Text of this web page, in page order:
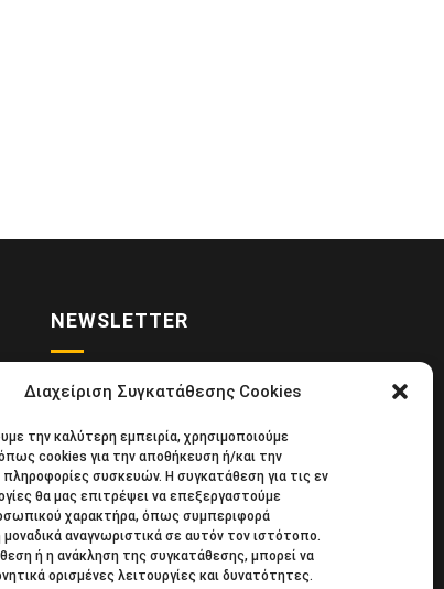
Διαχείριση Συγκατάθεσης Cookies
την καλύτερη εμπειρία, χρησιμοποιούμε
cookies για την αποθήκευση ή/και την
συσκευών. Η συγκατάθεση για τις εν
θα μας επιτρέψει να επεξεργαστούμε
χαρακτήρα, όπως συμπεριφορά
μοναδικά αναγνωριστικά σε αυτόν τον ιστότοπο.
ή η ανάκληση της συγκατάθεσης, μπορεί να
ορισμένες λειτουργίες και δυνατότητες.
NEWSLETTER
Κάντε εγγραφή στο ηλεκτρονικό μας
φυλλάδιο και μείνετε στο επίκεντρο
της οικονομικής επικαιρότητας.